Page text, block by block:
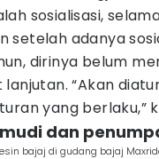
sosialisasi,
setelah adanya
dirinya belum
“Akan
yang berlaku,”
dan
bajaj di gudang bajaj